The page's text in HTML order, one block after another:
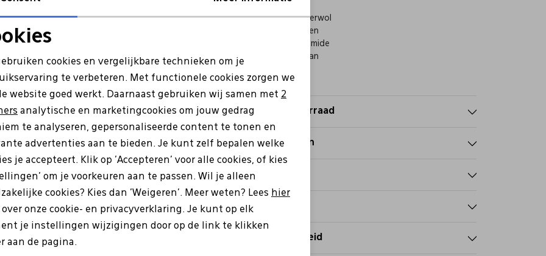
60% Scheerwol
23% Katoen
15% Polyamide
2% Elastaan
Winkelvoorraad
Kenmerken
Retourbeleid
cookies
cookies Marketing cookies
cookies en vergelijkbare technieken om je
te verbeteren. Met functionele cookies zorgen we
website goed werkt. Daarnaast gebruiken wij samen met 2
analytische en marketingcookies om jouw gedrag
te analyseren, gepersonaliseerde content te tonen en
advertenties aan te bieden. Je kunt zelf bepalen welke
je accepteert. Klik op 'Accepteren' voor alle cookies, of kies
om je voorkeuren aan te passen. Wil je alleen
cookies? Kies dan 'Weigeren'. Meer weten? Lees hier
over onze cookie- en privacyverklaring. Je kunt op elk
je instellingen wijzigingen door op de link te klikken
aan de pagina.